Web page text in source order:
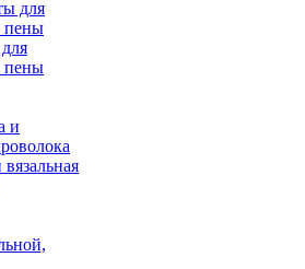
пены